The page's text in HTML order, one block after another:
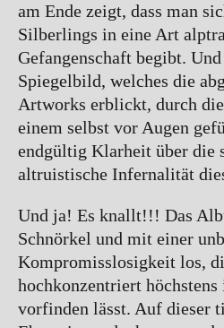
Facebook
Schattenpfade –
Magazin für Black
am Ende zeigt, dass man
Silberlings in eine Art
Gefangenschaft begibt.
Spiegelbild, welches die
Artworks erblickt, durch
einem selbst vor Augen
endgültig Klarheit über die
altruistische Infernalität
Und ja! Es knallt!!! Das
Schnörkel und mit einer
Kompromisslosigkeit los,
hochkonzentriert
vorfinden lässt. Auf dieser